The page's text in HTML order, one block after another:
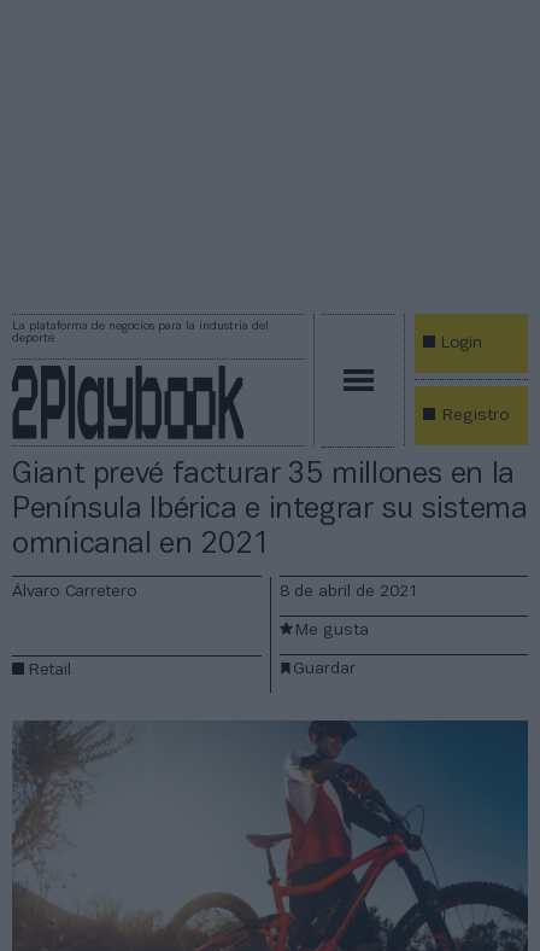
La plataforma de negocios para la industria del
deporte
Login
Registro
Giant prevé facturar 35 millones en la
Península Ibérica e integrar su sistema
omnicanal en 2021
Álvaro Carretero
Retail
8 de abril de 2021
Guardar
Me gusta